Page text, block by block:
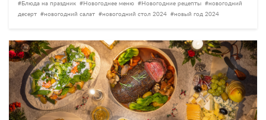
Блюда на праздник Новогоднее меню Новогодние рецепты
новогодний
десерт
новогодний салат новогодний стол 2024 новый год 2024